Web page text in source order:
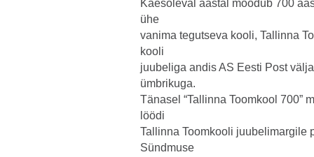
Käesoleval aastal möödub 700
ühe
vanima tegutseva kooli, Tallinna
kooli
juubeliga andis AS Eesti Post
ümbrikuga.
Tänasel “Tallinna Toomkool 700”
löödi
Tallinna Toomkooli juubelimargile
Sündmuse